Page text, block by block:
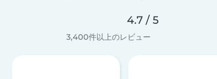
4.7 / 5
3,400件以上のレビュー